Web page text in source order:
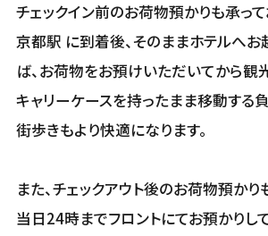
チェックイン前のお荷物預かりも承って
京都駅 に到着後、そのままホテルへ
ば、お荷物をお預けいただいてから観
キャリーケースを持ったまま移動する
街歩きもより快適になります。
また、チェックアウト後のお荷物預かり
当日24時までフロントにてお預かりし